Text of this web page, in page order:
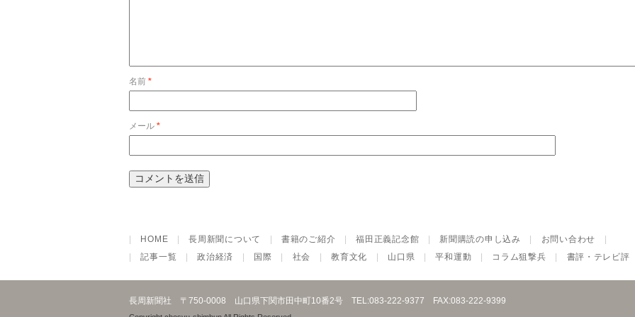
名前 *
メール *
HOME |長周新聞について |書籍のご紹介 |福田正義記念館 新聞購読の申し込み お問い合わせ
|記事一覧 |政治経済 国際 社会 |教育文化 山口県 |平和運動 コラム狙撃兵 書評・テレビ評
長周新聞社 〒750-0008 山口県下関市田中町10番2号 TEL:083-222-9377 FAX:083-222-9399